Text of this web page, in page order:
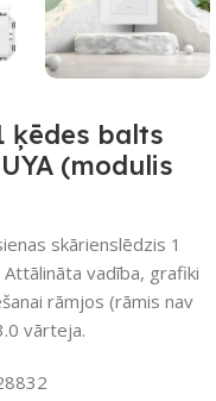
ķēdes balts
(modulis
skārienslēdzis 1
vadība, grafiki
rāmjos (rāmis nav
vārteja.